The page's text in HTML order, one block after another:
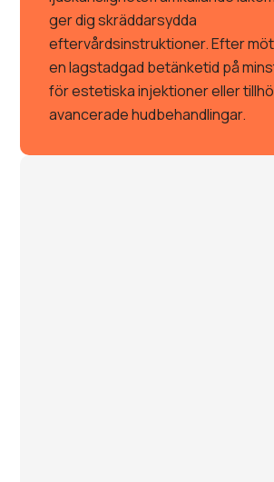
ger dig skräddarsydda
eftervårdsinstruktioner. Efter
en lagstadgad betänketid på
för estetiska injektioner eller
avancerade hudbehandlingar.